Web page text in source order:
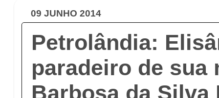
09 JUNHO 2014
Petrolândia:
paradeiro de sua
Barbosa da Silva